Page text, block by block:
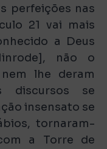
perfeições nas
21 vai mais
a Deus
não o
lhe deram
discursos se
insensato se
tornaram-
a Torre de